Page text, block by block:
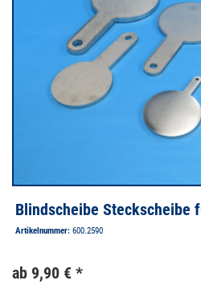
Blindscheibe Steckscheibe
Artikelnummer: 600.2590
ab 9,90 € *